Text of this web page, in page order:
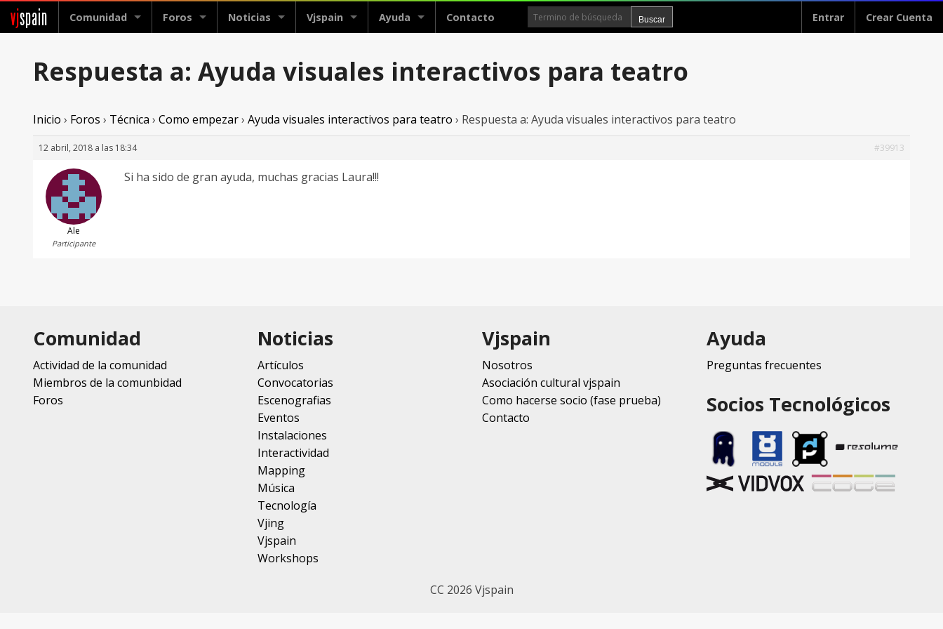
vjspain Comunidad Foros Noticias Vjspain Ayuda Contacto Entrar Crear Cuenta
Respuesta a: Ayuda visuales interactivos para teatro
Inicio › Foros › Técnica › Como empezar› Ayuda visuales interactivos para teatro › Respuesta a: Ayuda visuales interactivos para teatro
12 abril, 2018 a las 18:34 #39913
Ale
Participante
Si ha sido de gran ayuda, muchas gracias Laura!!!
Comunidad
Actividad de la comunidad
Miembros de la comunbidad
Foros
Noticias
Artículos
Convocatorias
Escenografias
Eventos
Instalaciones
Interactividad
Mapping
Música
Tecnología
Vjing
Vjspain
Workshops
Vjspain
Nosotros
Asociación cultural vjspain
Como hacerse socio (fase prueba)
Contacto
Ayuda
Preguntas frecuentes
Socios Tecnológicos
CC 2026 Vjspain